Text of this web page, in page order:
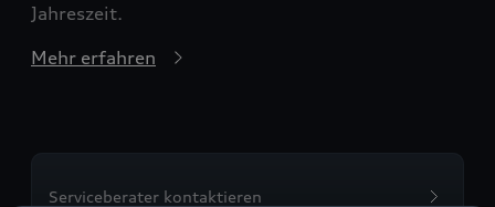
Jahreszeit.
Mehr erfahren
Serviceberater kontaktieren